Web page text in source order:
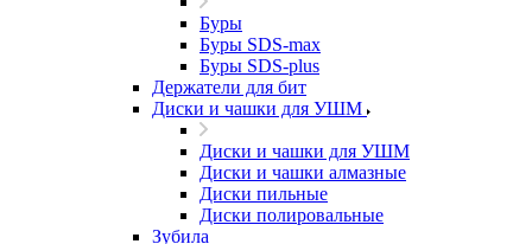
Буры
Буры SDS-max
Буры SDS-plus
Держатели для бит
Диски и чашки для УШМ
Диски и чашки для УШМ
Диски и чашки алмазные
Диски пильные
Диски полировальные
Зубила